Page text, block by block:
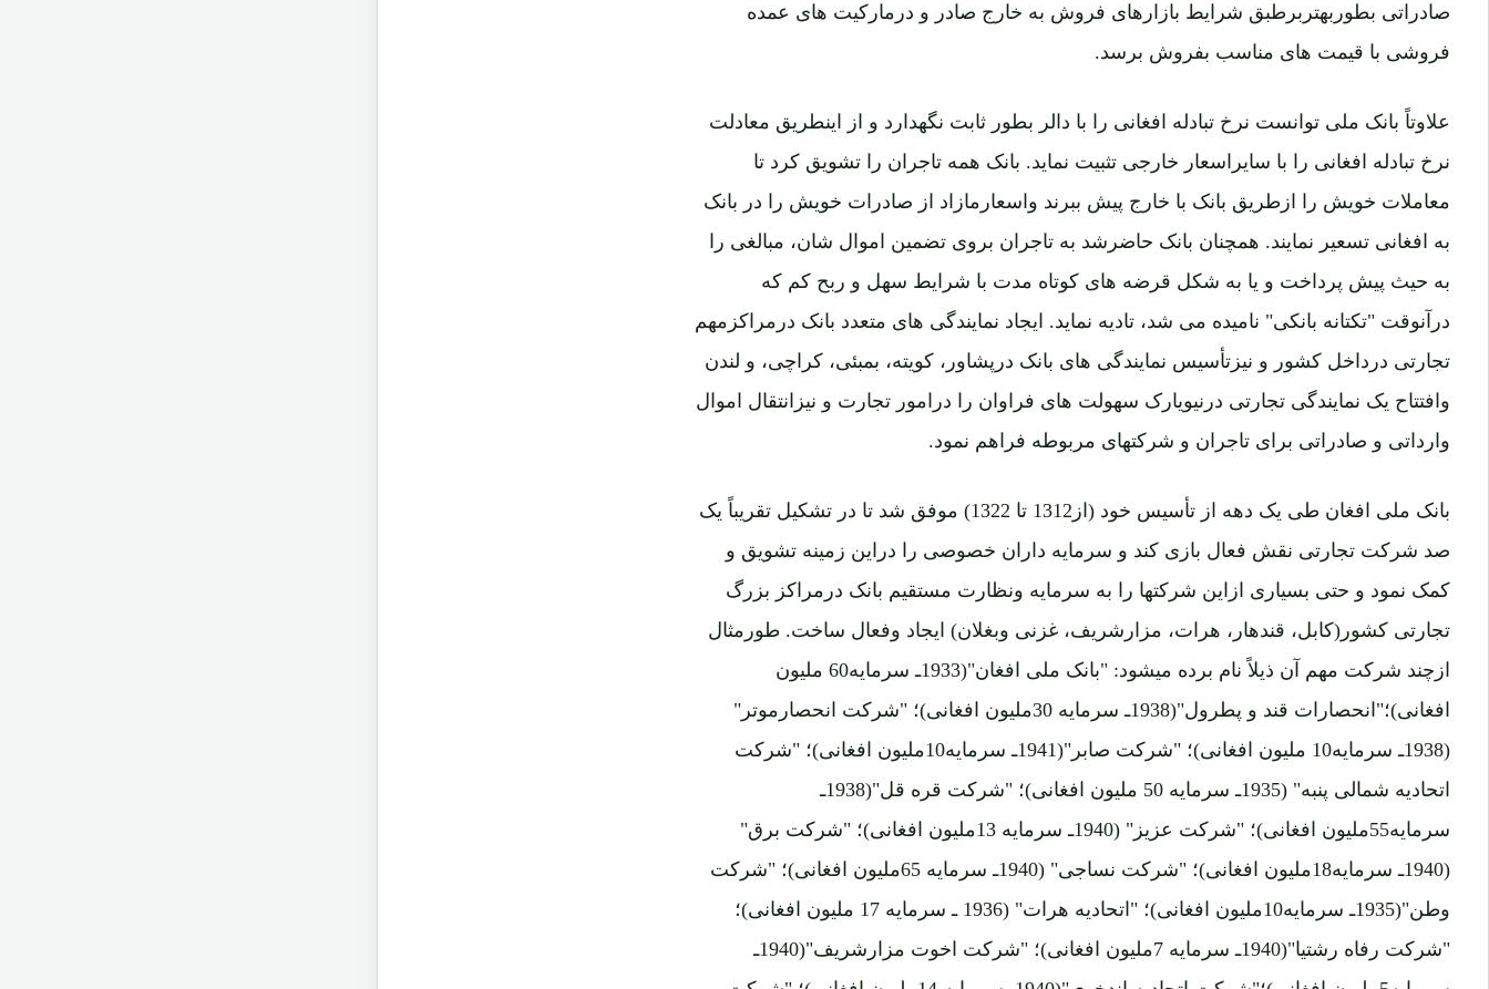
صادراتی بطوربهتربرطبق شرایط بازارهای فروش به خارج صادر و درمارکیت های عمده
فروشی با قیمت های مناسب بفروش برسد.
علاوتاً بانک ملی توانست نرخ تبادله افغانی را با دالر بطور ثابت نگهدارد و از اینطریق معادلت
نرخ تبادله افغانی را با سایراسعار خارجی تثبیت نماید. بانک همه تاجران را تشویق کرد تا
معاملات خویش را ازطریق بانک با خارج پیش ببرند واسعارمازاد از صادرات خویش را در بانک
به افغانی تسعیر نمایند. همچنان بانک حاضرشد به تاجران بروی تضمین اموال شان، مبالغی را
به حیث پیش پرداخت و یا به شکل قرضه های کوتاه مدت با شرایط سهل و ربح کم که
درآنوقت "تکتانه بانکی" نامیده می شد، تادیه نماید. ایجاد نمایندگی های متعدد بانک درمراکزمهم
تجارتی درداخل کشور و نیزتأسیس نمایندگی های بانک درپشاور، کویته، بمبئی، کراچی، و لندن
وافتتاح یک نمایندگی تجارتی درنیویارک سهولت های فراوان را درامور تجارت و نیزانتقال اموال
وارداتی و صادراتی برای تاجران و شرکتهای مربوطه فراهم نمود.
بانک ملی افغان طی یک دهه از تأسیس خود (از1312 تا 1322) موفق شد تا در تشکیل تقریباً یک
صد شرکت تجارتی نقش فعال بازی کند و سرمایه داران خصوصی را دراین زمینه تشویق و
کمک نمود و حتی بسیاری ازاین شرکتها را به سرمایه ونظارت مستقیم بانک درمراکز بزرگ
تجارتی کشور(کابل، قندهار، هرات، مزارشریف، غزنی وبغلان) ایجاد وفعال ساخت. طورمثال
ازچند شرکت مهم آن ذیلاً نام برده میشود: "بانک ملی افغان"(1933ـ سرمایه60 ملیون
افغانی)؛"انحصارات قند و پطرول"(1938ـ سرمایه 30ملیون افغانی)؛ "شرکت انحصارموتر"
(1938ـ سرمایه10 ملیون افغانی)؛ "شرکت صابر"(1941ـ سرمایه10ملیون افغانی)؛ "شرکت
اتحادیه شمالی پنبه" (1935ـ سرمایه 50 ملیون افغانی)؛ "شرکت قره قل"(1938ـ
سرمایه55ملیون افغانی)؛ "شرکت عزیز" (1940ـ سرمایه 13ملیون افغانی)؛ "شرکت برق"
(1940ـ سرمایه18ملیون افغانی)؛ "شرکت نساجی" (1940ـ سرمایه 65ملیون افغانی)؛ "شرکت
وطن"(1935ـ سرمایه10ملیون افغانی)؛ "اتحادیه هرات" (1936 ـ سرمایه 17 ملیون افغانی)؛
"شرکت رفاه رشتیا"(1940ـ سرمایه 7ملیون افغانی)؛ "شرکت اخوت مزارشریف"(1940ـ